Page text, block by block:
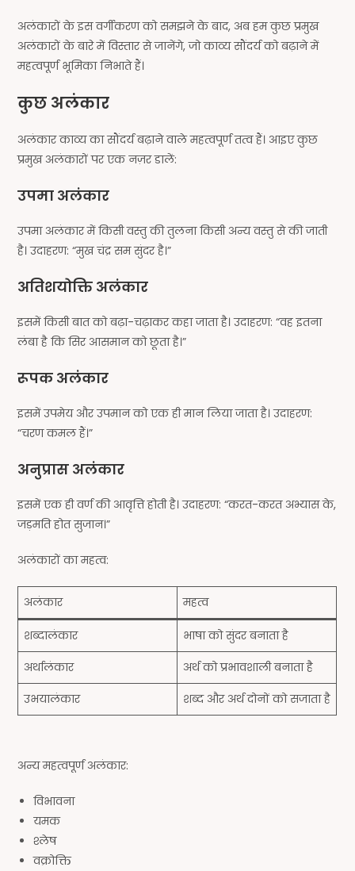
अलंकारों के इस वर्गीकरण को समझने के बाद, अब हम कुछ प्रमुख
अलंकारों के बारे में विस्तार से जानेंगे, जो काव्य सौंदर्य को बढ़ाने में
महत्वपूर्ण भूमिका निभाते हैं।
कुछ अलंकार
अलंकार काव्य का सौंदर्य बढ़ाने वाले महत्वपूर्ण तत्व हैं। आइए कुछ
प्रमुख अलंकारों पर एक नज़र डालें:
उपमा अलंकार
उपमा अलंकार में किसी वस्तु की तुलना किसी अन्य वस्तु से की जाती
है। उदाहरण: “मुख चंद्र सम सुंदर है।”
अतिशयोक्ति अलंकार
इसमें किसी बात को बढ़ा-चढ़ाकर कहा जाता है। उदाहरण: “वह इतना
लंबा है कि सिर आसमान को छूता है।”
रूपक अलंकार
इसमें उपमेय और उपमान को एक ही मान लिया जाता है। उदाहरण:
“चरण कमल हैं।”
अनुप्रास अलंकार
इसमें एक ही वर्ण की आवृत्ति होती है। उदाहरण: “करत-करत अभ्यास के,
जड़मति होत सुजान।”
अलंकारों का महत्व:
अलंकार महत्व
शब्दालंकार
भाषा को सुंदर बनाता है
अर्थालंकार
अर्थ को प्रभावशाली बनाता है
उभयालंकार
शब्द और अर्थ दोनों को सजाता है
अन्य महत्वपूर्ण अलंकार:
विभावना
यमक
श्लेष
वक्रोक्ति